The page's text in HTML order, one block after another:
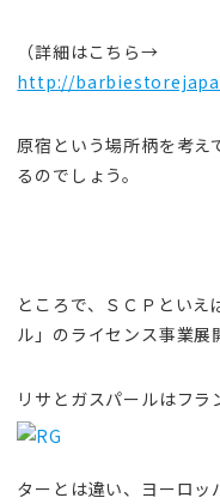
（詳細はこちら→
http://
原宿という場所柄を考え
るのでしょう。
ところで、ＳＣＰといえ
ル」のライセンス事業展
リサとガスパールはフ
ターとは違い、ヨーロ